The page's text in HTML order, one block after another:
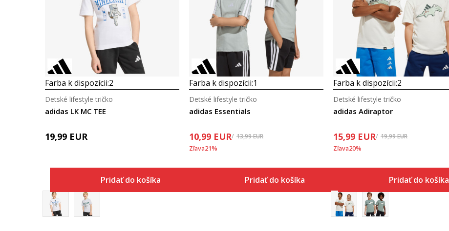
Farba k dispozícii:2
adidas LK MC TEE
Detské lifestyle tričko
19,99 EUR
Pridať do košíka
Farba k dispozícii:1
adidas Essentials
Detské lifestyle tričko
10,99 EUR 13,99EUR
Zľava21%
Pridať do košíka
Farba k dispozícii:2
adidas Adiraptor
Detské lifestyle tričko
15,99 EUR 19,99EUR
Zľava20%
Pridať do košíka